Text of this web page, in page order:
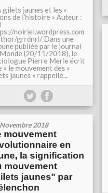
gilets jaunes et les «
de l’histoire » Auteur :
noiriel.wordpress.com
grrdnrl/ Dans une
publiée par le journal
(20/11/2018), le
Pierre Merle écrit
« le mouvement des «
jaunes » rappelle...
2018
mouvement
en
la signification
mouvement
jaunes" par